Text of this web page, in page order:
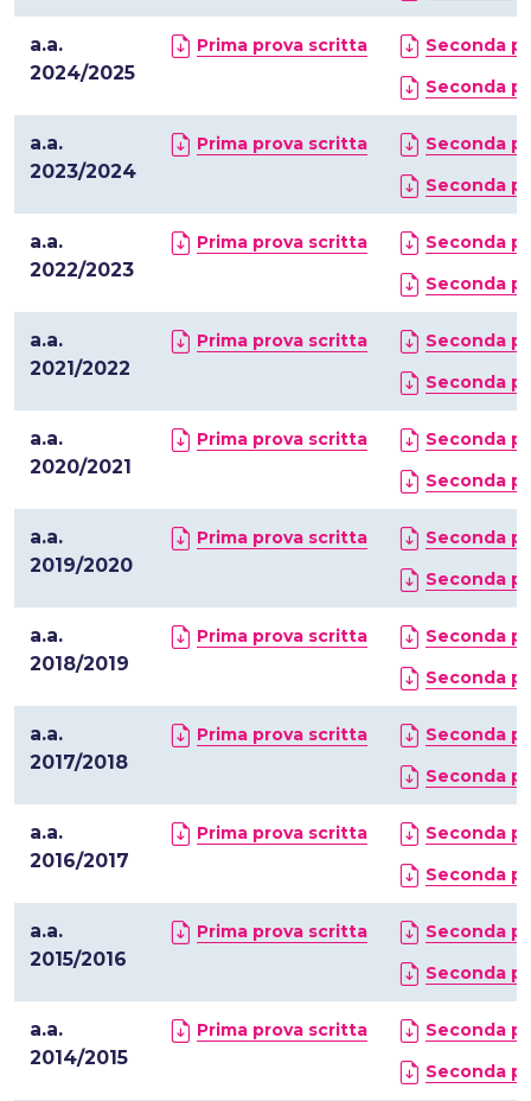
a.a.
2024/2025
Prima prova scritta
Seconda
Seconda
a.a.
2023/2024
Prima prova scritta
Seconda
Seconda
a.a.
2022/2023
Prima prova scritta
Seconda
Seconda
a.a.
2021/2022
Prima prova scritta
Seconda
Seconda
a.a.
2020/2021
Prima prova scritta
Seconda
Seconda
a.a.
2019/2020
Prima prova scritta
Seconda
Seconda
a.a.
2018/2019
Prima prova scritta
Seconda
Seconda
a.a.
2017/2018
Prima prova scritta
Seconda
Seconda
a.a.
2016/2017
Prima prova scritta
Seconda
Seconda
a.a.
2015/2016
Prima prova scritta
Seconda
Seconda
a.a.
2014/2015
Prima prova scritta
Seconda
Seconda